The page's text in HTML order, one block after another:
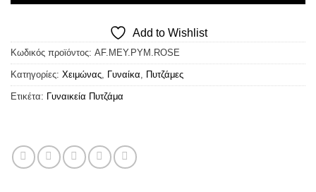
Add to Wishlist
Κωδικός προϊόντος: AF.MEY.PYM.ROSE
Κατηγορίες: Χειμώνας, Γυναίκα, Πυτζάμες
Ετικέτα: Γυναικεία Πυτζάμα